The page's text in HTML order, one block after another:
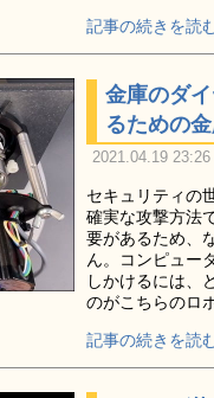
記事の続きを読
金庫のダ
るための
2021.04.19
セキュリティの
確実な攻撃方法
要があるため、
ん。コンピュー
しかけるには、
のがこちらのロ
記事の続きを読